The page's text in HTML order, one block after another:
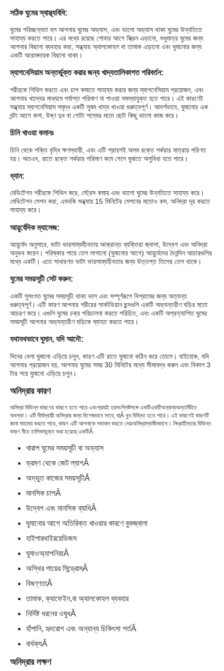
সঠিক ঘুমের স্বাস্থ্যবিধি:
ঘুমের পরিচ্ছন্নতা হল আপনার ঘুমের অভ্যাস, এবং ভালো অভ্যাস থাকা ঘুমের উন্নতিতে
সাহায্য করতে পারে। এর মধ্যে রয়েছে শোবার আগে স্ক্রিন এড়ানো, শুধুমাত্র ঘুমের জন্য
আপনার বিছানা ব্যবহার করা, সন্ধ্যায় অ্যালকোহল বা তামাক এড়ানো এবং ঘুমানোর জন্য
একটি আরামদায়ক বিছানা থাকা।
ম্যাগনেসিয়াম অন্তর্ভুক্ত করার জন্য খাদ্যতালিকাগত পরিবর্তন:
শরীরকে শিথিল করতে এবং চাপ কমাতে সাহায্য করার জন্য ম্যাগনেসিয়াম প্রয়োজন, এবং
আপনার খাদ্যের মাধ্যমে পর্যাপ্ত পরিমাণ না পাওয়া সমস্যাযুক্ত হতে পারে। এই কারণেই
সন্ধ্যায় ম্যাগনেসিয়াম সমৃদ্ধ একটি সুষম খাদ্য খাওয়া গুরুত্বপূর্ণ। আদর্শভাবে, ঘুমানোর এক
ঘন্টা আগে কলা, উষ্ণ দুধ বা গোটা শস্যের মতো ছোট কিছু ভালো কাজ করে।
চিনি খাওয়া কমানঃ
চিনি থেকে শক্তি বৃদ্ধি ক্ষণস্থায়ী, এবং এটি প্রায়শই অসম রক্তে শর্করার মাত্রায় পরিণত
হয়। অতএব, রাতে রক্তে শর্করার পরিমাণ কমে গেলে ঘুমাতে অসুবিধা হতে পারে।
ধ্যান:
মেডিটেশন শরীরকে শিথিল করে, স্ট্রেস কমায় এবং ভালো ঘুমের উন্নতিতে সাহায্য করে।
মেডিটেশন সেশন করা, এমনকি সন্ধ্যায় 15 মিনিটের সেশনের মতোও কম, অনিদ্রা দূর করতে
সাহায্য করে।
আয়ুর্বেদিক ম্যাসেজ:
আয়ুর্বেদ অনুসারে, ভাটা ভারসাম্যহীনতায় আক্রান্ত ব্যক্তিরা জ্বালা, উদ্বেগ এবং অনিদ্রা
অনুভব করেন। পরিষ্কার পায়ে তেল লাগানো (ঘুমানোর আগে) আয়ুর্বেদের দৈনন্দিন আচারগুলির
মধ্যে একটি। এতে সাধারণত ভাটা ভারসাম্যহীনতার জন্য উত্তপ্ত তিলের তেল থাকে।
ঘুমের সময়সূচী সেট করুন:
একটি সুসংগত ঘুমের সময়সূচী থাকা ভাল এবং সম্পূর্ণরূপে বিশ্রামের জন্য অত্যন্ত
গুরুত্বপূর্ণ। এটি কারণ আপনার শরীরের সার্কাডিয়ান ছন্দগুলি একটি অভ্যন্তরীণ ঘড়ির মতো
আচরণ করে। এগুলি ঘুমের চক্র পরিচালনা করতে পরিচিত, এবং একটি অপ্রত্যাশিত ঘুমের
সময়সূচী আপনার অভ্যন্তরীণ ঘড়িকে ব্যাহত করতে পারে।
যথাযথভাবে ঘুমান, যদি আদৌ:
দিনের বেলা ঘুমানো এড়িয়ে চলুন, কারণ এটি রাতে ঘুমানো কঠিন করে তোলে। যাইহোক, যদি
আপনার প্রয়োজন হয়, আপনার ঘুমের সময় 30 মিনিটের মধ্যে সীমাবদ্ধ করুন এবং বিকাল 3
টার পরে ঘুমানো এড়িয়ে চলুন।
অনিদ্রার কারণ
অনিদ্রা বিভিন্ন কারণের কারণে হতে পারে এবংপ্রায়ই হয়সংশ্লিষ্টসঙ্গে একটিএকটিঅন্যান্যঅন্তর্নিহিত
অবস্থা। এটি দীর্ঘস্থায়ী অনিদ্রার জন্য বিশেষভাবে সত্য, যাÂ খুব বিঘ্নিত হতে পারে। এই কারণেই কারণটি
জানা সাহায্য করতে পারে, কারণ এটি আপনাকে সমাধান করতে দেয়৷অনিদ্রাস্বাধীনভাবে। নিদ্রাহীনতার বিভিন্ন
কারণ নীচে তালিকাভুক্ত করা হয়েছে:একটিÂ
খারাপ ঘুমের সময়সূচী বা অভ্যাস
ভ্রমণ থেকে জেট ল্যাগÂ
অদ্ভুত কাজের সময়সূচীÂ
মানসিক চাপÂ
উদ্বেগ এবং মানসিক ব্যাধিÂ
ঘুমানোর আগে অতিরিক্ত খাওয়ার কারণে বুকজ্বালা
হাইপারথাইরয়েডিজম
ঘুমাওঅ্যাপনিয়াÂ
অস্থির পায়ের সিন্ড্রোমÂ
বিষণ্ণতাÂ
তামাক, ক্যাফেইন,বা অ্যালকোহল ব্যবহার
নির্দিষ্ট ধরনের ওষুধÂ
হাঁপানি, হৃদরোগ এবং অন্যান্য চিকিৎসা শর্তÂ
বার্ধক্যÂ
অনিদ্রার লক্ষণ